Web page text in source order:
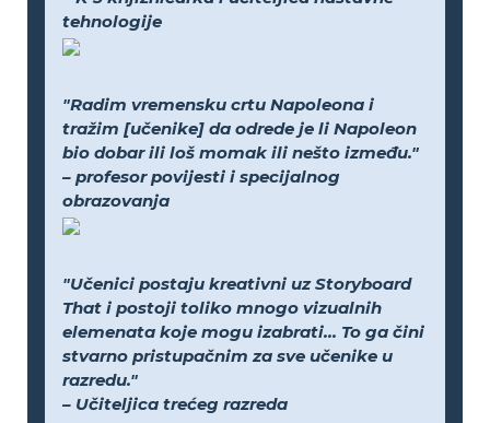
tehnologije
"Radim vremensku crtu Napoleona i
tražim [učenike] da odrede je li Napoleon
bio dobar ili loš momak ili nešto između."
– profesor povijesti i specijalnog
obrazovanja
"Učenici postaju kreativni uz Storyboard
That i postoji toliko mnogo vizualnih
elemenata koje mogu izabrati... To ga čini
stvarno pristupačnim za sve učenike u
razredu."
– Učiteljica trećeg razreda